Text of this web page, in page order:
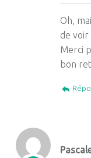
Oh,
de voir
Merci
bon